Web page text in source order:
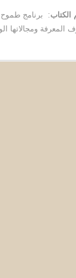
الكتاب:
برنامج طموح
المعرفة ومجالاتها